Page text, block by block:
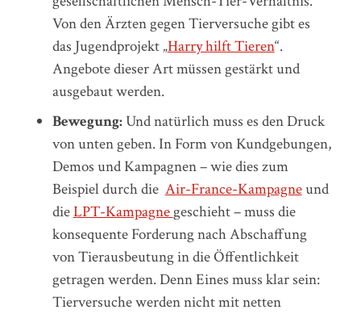
Von den Ärzten gegen Tierversuche gibt es
das Jugendprojekt „Harry hilft Tieren“.
Angebote dieser Art müssen gestärkt und
ausgebaut werden.
Bewegung:Und natürlich muss es den Druck
von unten geben. In Form von Kundgebungen,
Demos und Kampagnen – wie dies zum
Beispiel durch dieAir-France-Kampagneund
dieLPT-Kampagnegeschieht – muss die
konsequente Forderung nach Abschaffung
von Tierausbeutung in die Öffentlichkeit
getragen werden. Denn Eines muss klar sein:
Tierversuche werden nicht mit netten